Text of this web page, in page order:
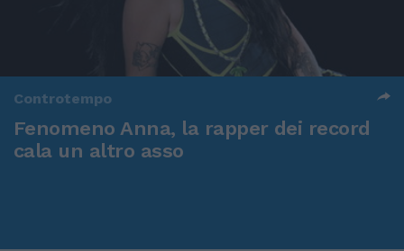
Controtempo
Fenomeno Anna, la rapper dei record
cala un altro asso